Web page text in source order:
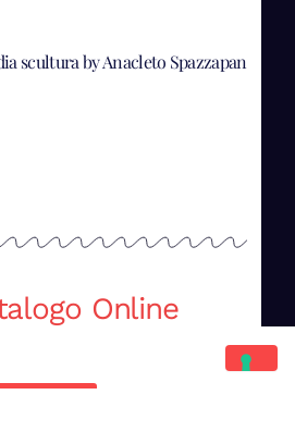
scultura by Anacleto Spazzapan
Online